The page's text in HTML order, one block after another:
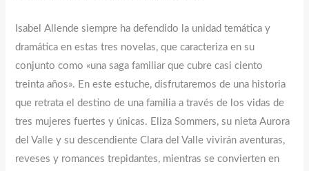
Isabel Allende siempre ha defendido la unidad temática y
dramática en estas tres novelas, que caracteriza en su
conjunto como «una saga familiar que cubre casi ciento
treinta años». En este estuche, disfrutaremos de una historia
que retrata el destino de una familia a través de los vidas de
tres mujeres fuertes y únicas. Eliza Sommers, su nieta Aurora
del Valle y su descendiente Clara del Valle vivirán aventuras,
reveses y romances trepidantes, mientras se convierten en